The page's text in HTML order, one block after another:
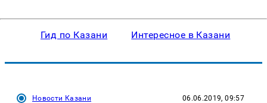
Гид по Казани Интересное в Казани
Новости Казани 06.06.2019, 09:57